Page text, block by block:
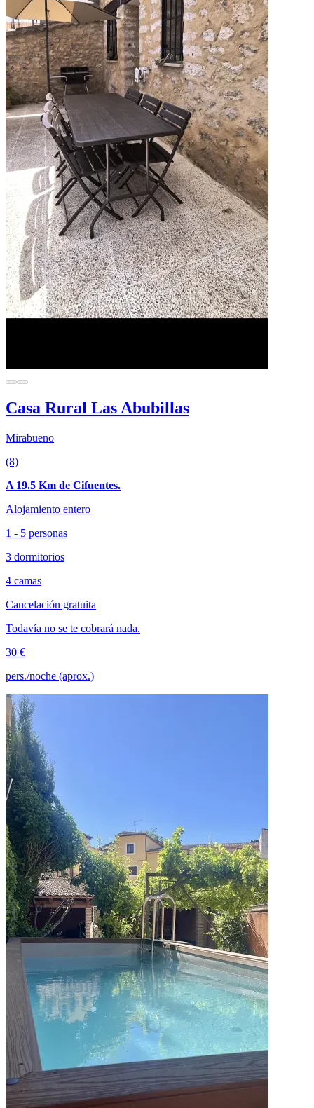
Casa Rural Las Abubillas
Mirabueno
(8)
A 19.5 Km de Cifuentes.
Alojamiento entero
1 - 5 personas
3 dormitorios
4 camas
Cancelación gratuita
Todavía no se te cobrará nada.
30 €
pers./noche (aprox.)